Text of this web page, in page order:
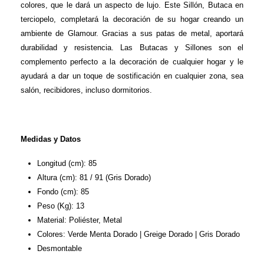
colores, que le dará un aspecto de lujo. Este Sillón, Butaca en
terciopelo, completará la decoración de su hogar creando un
ambiente de Glamour. Gracias a sus patas de metal, aportará
durabilidad y resistencia. Las Butacas y Sillones son el
complemento perfecto a la decoración de cualquier hogar y le
ayudará a dar un toque de sostificación en cualquier zona, sea
salón, recibidores, incluso dormitorios.
Medidas y Datos
Longitud (cm): 85
Altura (cm): 81 / 91 (Gris Dorado)
Fondo (cm): 85
Peso (Kg): 13
Material: Poliéster, Metal
Colores: Verde Menta Dorado | Greige Dorado | Gris Dorado
Desmontable